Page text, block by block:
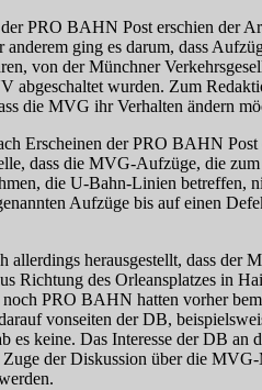
PRO BAHN Post erschien der
ging es darum, dass
von der Münchner
abgeschaltet wurden. Zum
die MVG ihr Verhalten ändern
Erscheinen der PRO BAHN Post
dass die MVG-Auf­züge, die
die U‑Bahn-Linien betreffen,
Aufzüge bis auf einen
allerdings herausgestellt, dass der
Richtung des Orleansplatzes in
PRO BAHN hatten vorher
vonseiten der DB,
es keine. Das Interesse der DB
der Diskussion über die